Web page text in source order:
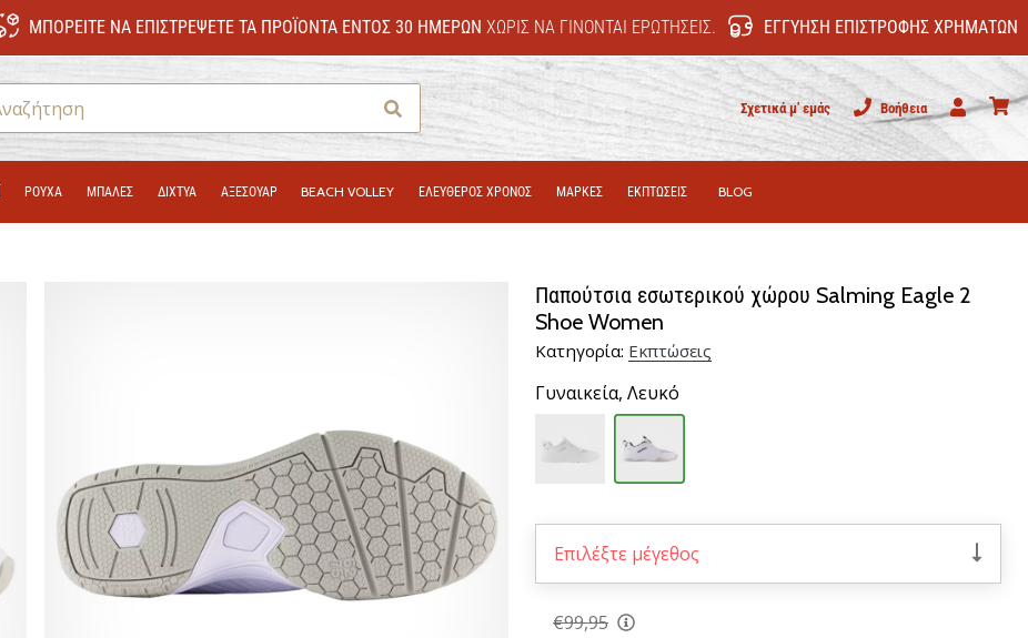
ΜΠΟΡΕΊΤΕ ΝΑ ΕΠΙΣΤΡΈΨΕΤΕ ΤΑ ΠΡΟΪΌΝΤΑ ΕΝΤΌΣ 30 ΗΜΕΡΏΝ ΧΩΡΊΣ ΝΑ ΓΊΝΟΝΤΑΙ ΕΡΩΤΉΣΕΙΣ. ΕΓΓΎΗΣΗ ΕΠΙΣΤΡΟΦΉΣ ΧΡΗΜΆΤΩΝ
Αναζήτηση Σχετικά μ' εμάς
Βοήθεια
Χρήστης
ΡΟΎΧΑ ΜΠΑΛΕΣ ΔΊΧΤΥΑ ΑΞΕΣΟΥΑΡ BEACH VOLLEY ΕΛΕΥΘΕΡΟΣ ΧΡΟΝΟΣ ΜΑΡΚΕΣ ΕΚΠΤΩΣΕΙΣ BLOG
Παπούτσια εσωτερικού χώρου Salming Eagle 2
Shoe Women
Κατηγορία: Εκπτώσεις
Γυναικεία, Λευκό
Επιλέξτε μέγεθος
€99,95